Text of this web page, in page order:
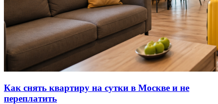
Как снять квартиру на сутки в Москве и не
переплатить